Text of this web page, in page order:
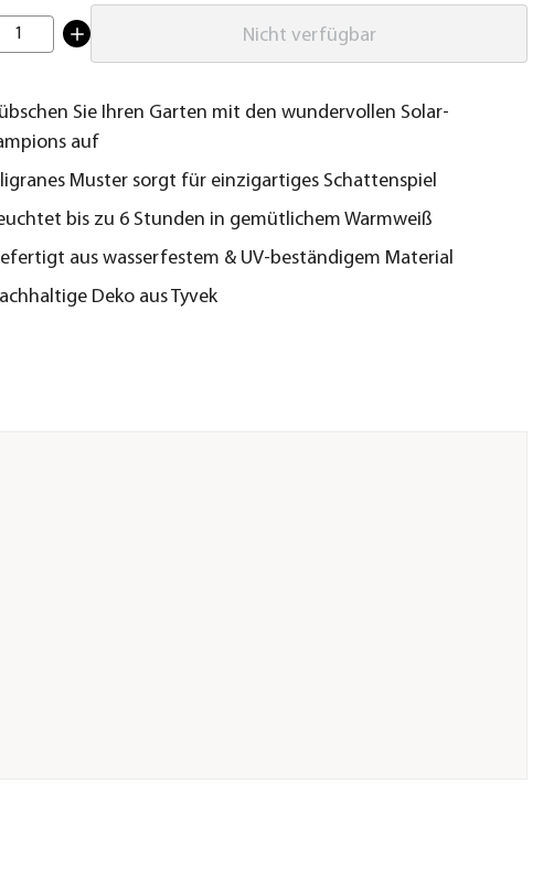
1 Nicht verfügbar
Sie Ihren Garten mit den wundervollen Solar-
auf
Muster sorgt für einzigartiges Schattenspiel
bis zu 6 Stunden in gemütlichem Warmweiß
aus wasserfestem & UV-beständigem Material
Deko aus Tyvek